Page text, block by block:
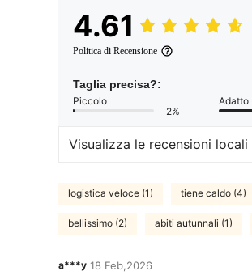
4.61
Politica di Recensione
Taglia precisa?:
Piccolo
2%
Adatto
Visualizza le recensioni locali
logistica veloce (1) tiene caldo (4)
bellissimo (2) abiti autunnali (1)
a***y 18 Feb,2026